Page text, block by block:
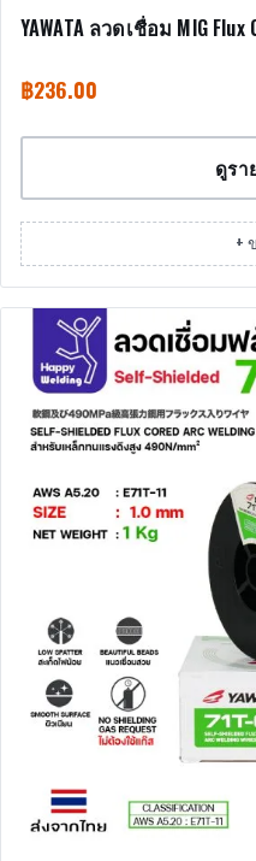
YAWATA ลวดเชื่อม MIG
฿236.00
ดูรา
+